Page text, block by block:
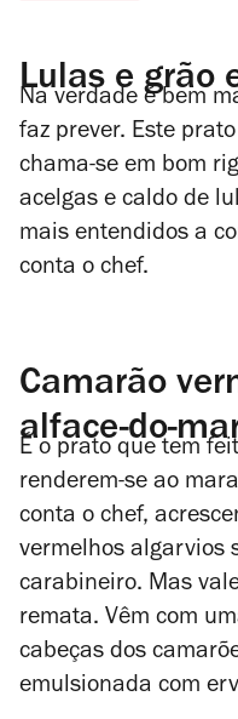
Lulas e grão
Na verdade é bem
faz prever. Este
chama-se em bom
acelgas e caldo de
mais entendidos a
conta o chef.
Camarão
alface-do-
É o prato que tem
renderem-se ao
conta o chef,
vermelhos algarvios
carabineiro. Mas
remata. Vêm com
cabeças dos
emulsionada com